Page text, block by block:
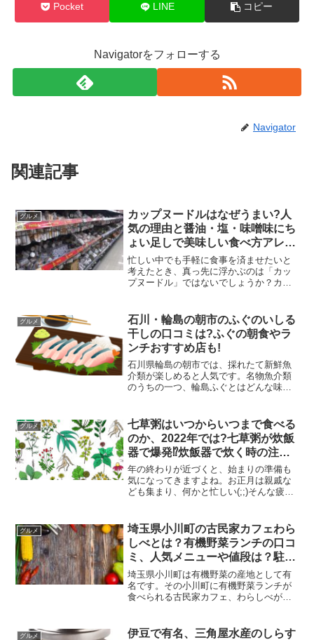
Pocket LINE コピー
Navigatorをフォローする
Navigator
関連記事
グルメ
カップヌードルはなぜうまい?人
気の理由と醤油・塩・味噌味にち
ょい足しで美味しい食べ方アレン
ジも
忙しい中でも手軽に食事を済ませたいと
考えたとき、真っ先に浮かぶのは「カッ
プヌードル」ではないでしょうか？カッ
からだと言われています。お湯を注いで
から３分と短い時間ででき...
グルメ
石川・輪島の朝市のふぐのいしる
干しの口コミは?ふぐの朝食やラ
ンチおすすめ店も!
石川県輪島の朝市では、採れたて新鮮魚
介類が楽しめると人気です。名物魚介類
のうちの一つ、輪島ふぐとはどんな味な
{b.MoshimoAffiliateObject=...
グルメ
七草粥はいつからいつまで食べる
のか、2022年では?七草粥が炊飯
器で爆発⁉︎炊飯器で炊く時の注意
点!七草粥の副菜や付け合わせな
ど、七草粥と何を食べるのかにつ
いても!
年の終わりが近づくと、始まりの準備も
気になってきますよね。お正月は親戚な
ども集まり、何かと忙しい(;;)そんな疲れ
なのか、2022年ではどうなのでしょう
か？また、無病息...
グルメ
埼玉県小川町の古民家カフェわら
しべとは？有機野菜ランチの口コ
ミ、人気メニューや値段は？駐車
場はあるのかについても！
埼玉県小川町は有機野菜の産地として有
名です。その小川町に有機野菜ランチが
食べられる古民家カフェ、わらしべがあ
内１階を改装してあります。埼玉県や小
グルメ
伊豆で有名、三角屋水産のしらす